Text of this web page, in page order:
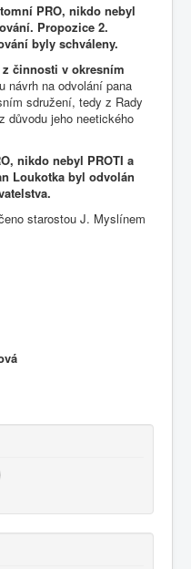
PRO, nikdo nebyl
Propozice 2.
byly schváleny.
činnosti v okresním
návrh na odvolání pana
sdružení, tedy z Rady
důvodu jeho neetického
nikdo nebyl PROTI a
Loukotka byl odvolán
starostou J. Myslínem